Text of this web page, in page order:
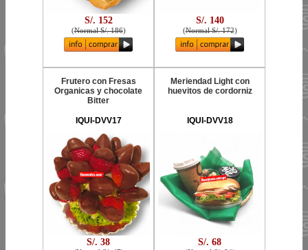
S/. 152
(Normal S/. 186)
S/. 140
(Normal S/. 172)
Frutero con Fresas
Organicas y chocolate
Bitter
IQUI-DVV17
S/. 38
Meriendad Light con
huevitos de cordorniz
IQUI-DVV18
S/. 68